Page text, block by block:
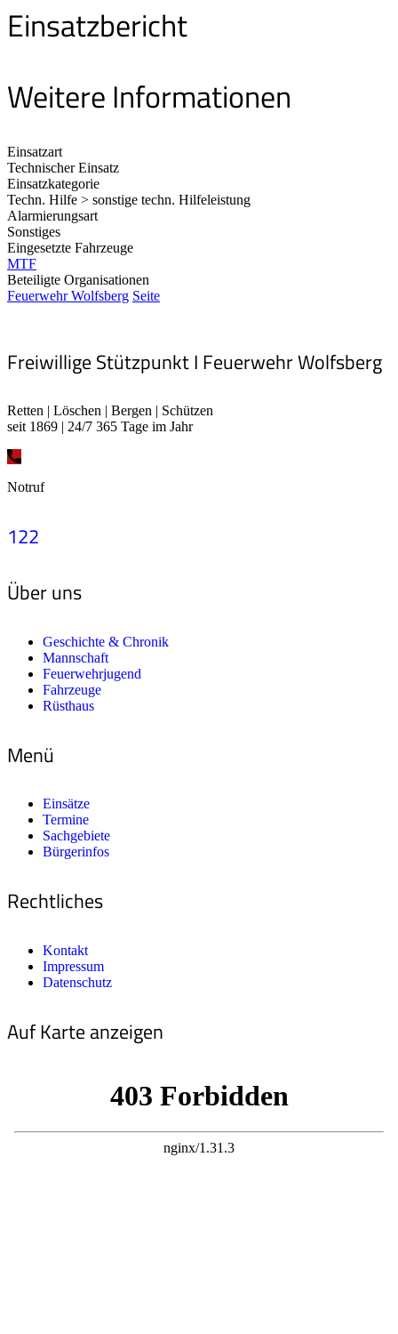
Einsatzbericht
Weitere Informationen
Einsatzart
Technischer Einsatz
Einsatzkategorie
Techn. Hilfe > sonstige techn. Hilfeleistung
Alarmierungsart
Sonstiges
Eingesetzte Fahrzeuge
MTF
Beteiligte Organisationen
Feuerwehr Wolfsberg Seite
Freiwillige Stützpunkt I Feuerwehr Wolfsberg
Retten | Löschen | Bergen | Schützen
seit 1869 | 24/7 365 Tage im Jahr
Notruf
122
Über uns
Geschichte & Chronik
Mannschaft
Feuerwehrjugend
Fahrzeuge
Rüsthaus
Menü
Einsätze
Termine
Sachgebiete
Bürgerinfos
Rechtliches
Kontakt
Impressum
Datenschutz
Auf Karte anzeigen